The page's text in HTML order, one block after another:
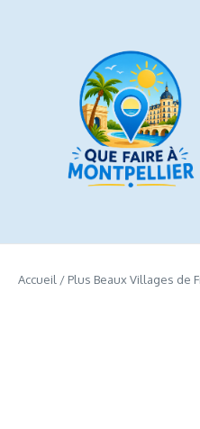
Accueil / Plus Beaux Villages de